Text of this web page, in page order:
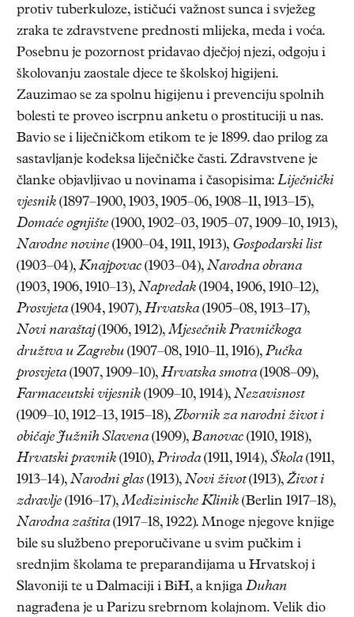
protiv tuberkuloze, ističući važnost sunca i svježeg
zraka te zdravstvene prednosti mlijeka, meda i voća.
Posebnu je pozornost pridavao dječjoj njezi, odgoju i
školovanju zaostale djece te školskoj higijeni.
Zauzimao se za spolnu higijenu i prevenciju spolnih
bolesti te proveo iscrpnu anketu o prostituciji u nas.
Bavio se i liječničkom etikom te je 1899. dao prilog za
sastavljanje kodeksa liječničke časti. Zdravstvene je
članke objavljivao u novinama i časopisima: Liječnički
vjesnik (1897–1900, 1903, 1905–06, 1908–11, 1913–15),
Domaće ognjište (1900, 1902–03, 1905–07, 1909–10, 1913),
Narodne novine (1900–04, 1911, 1913), Gospodarski list
(1903–04), Knajpovac (1903–04), Narodna obrana
(1903, 1906, 1910–13), Napredak (1904, 1906, 1910–12),
Prosvjeta(1904, 1907), Hrvatska(1905–08, 1913–17),
Novi naraštaj(1906, 1912),Mjesečnik Pravničkoga
družtva u Zagrebu (1907–08, 1910–11, 1916), Pučka
prosvjeta(1907, 1909–10), Hrvatska smotra(1908–09),
Farmaceutski vijesnik (1909–10, 1914), Nezavisnost
(1909–10, 1912–13, 1915–18), Zbornik za narodni život i
običaje Južnih Slavena(1909), Banovac (1910, 1918),
Hrvatski pravnik (1910), Priroda(1911, 1914), Škola(1911,
1913–14), Narodni glas (1913), Novi život(1913), Život i
zdravlje (1916–17),Medizinische Klinik (Berlin 1917–18),
Narodna zaštita(1917–18, 1922). Mnoge njegove knjige
bile su službeno preporučivane u svim pučkim i
srednjim školama te preparandijama u Hrvatskoj i
Slavoniji te u Dalmaciji i BiH, a knjiga Duhan
nagrađena je u Parizu srebrnom kolajnom. Velik dio